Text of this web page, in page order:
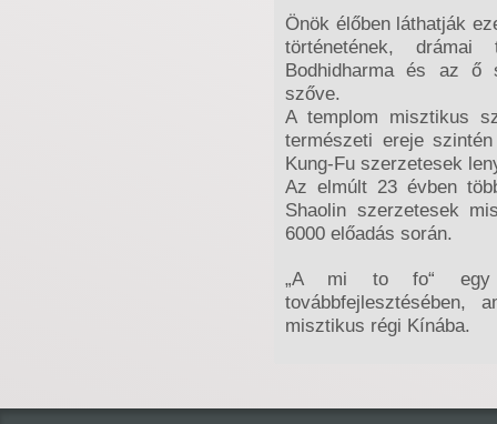
Önök élőben láthatják
történetének,
Bodhidharma és az ő
szőve.
A templom misztikus
természeti ereje
Kung-Fu szerzetesek
Az elmúlt 23 évben
Shaolin szerzetesek
6000 előadás során.
„A mi to fo“ egy
továbbfejlesztésében,
misztikus régi Kínába.